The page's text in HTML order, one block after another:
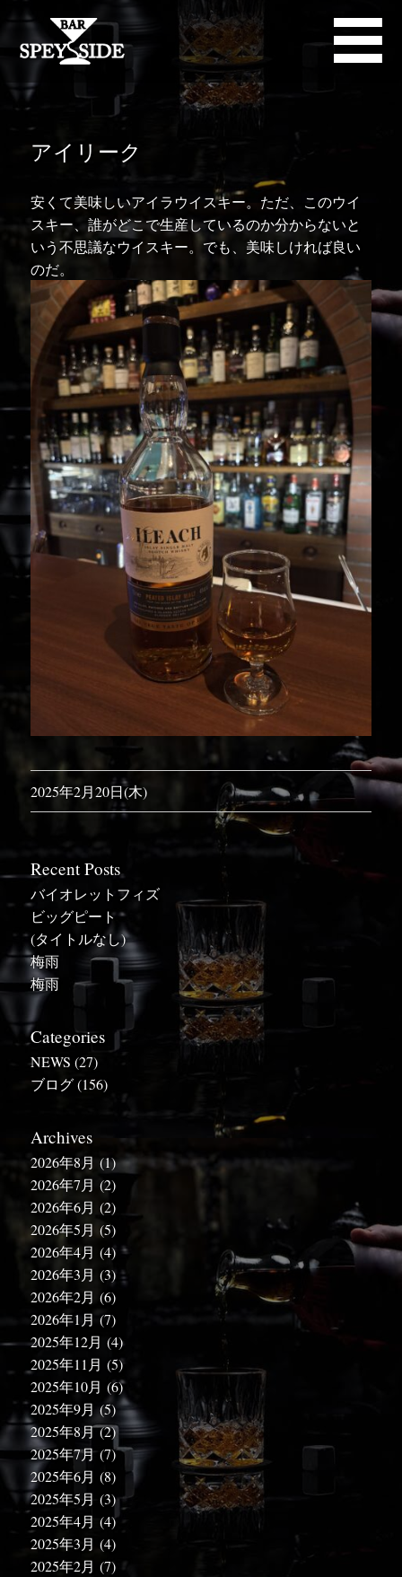
アイリーク
安くて美味しいアイラウイスキー。ただ、このウイ
スキー、誰がどこで生産しているのか分からないと
いう不思議なウイスキー。でも、美味しければ良い
のだ。
2025年2月20日(木)
Recent Posts
バイオレットフィズ
ビッグピート
(タイトルなし)
梅雨
梅雨
Categories
NEWS (27)
ブログ(156)
Archives
2026年8月 (1)
2026年7月 (2)
2026年6月 (2)
2026年5月 (5)
2026年4月 (4)
2026年3月 (3)
2026年2月 (6)
2026年1月 (7)
2025年12月 (4)
2025年11月 (5)
2025年10月 (6)
2025年9月 (5)
2025年8月(2)
2025年7月(7)
2025年6月 (8)
2025年5月 (3)
2025年4月 (4)
2025年3月 (4)
2025年2月 (7)